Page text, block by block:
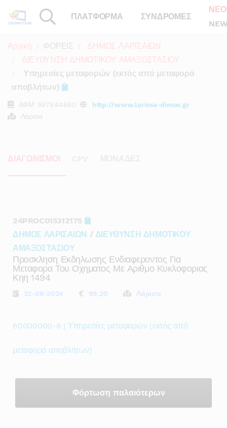
ΠΛΑΤΦΟΡΜΑ ΣΥΝΔΡΟΜΕΣ
Αρχική ΦΟΡΕΙΣ
ΔΗΜΟΣ ΛΑΡΙΣΑΙΩΝ
ΔΙΕΥΘΥΝΣΗ ΔΗΜΟΤΙΚΟΥ ΑΜΑΞΟΣΤΑΣΙΟΥ
Υπηρεσίες μεταφορών (εκτός από μεταφορά
αποβλήτων)
ΑΦΜ 997844860
http://www.larissa-dimos.gr
Λάρισα
ΔΙΑΓΩΝΙΣΜΟΙ
24PROC015312175
ΔΗΜΟΣ ΛΑΡΙΣΑΙΩΝ / ΔΙΕΥΘΥΝΣΗ ΔΗΜΟΤΙΚΟΥ
ΑΜΑΞΟΣΤΑΣΙΟΥ
Προσκληση Εκδηλωσης Ενδιαφεροντος Για
Μεταφορα Του Οχηματος Με Αριθμο Κυκλοφοριας
Κηη 1494
22-08-2024 99,20 Λάρισα
60000000-8 | Υπηρεσίες μεταφορών (εκτός από
μεταφορά αποβλήτων)
Φόρτωση παλαιότερων